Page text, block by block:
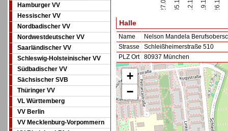
Hamburger VV
Hessischer VV
Nordbadischer VV
Nordwestdeutscher VV
Saarländischer VV
Schleswig-Holsteinischer VV
Südbadischer VV
Sächsischer SVB
Thüringer VV
VL Württemberg
VV Berlin
VV Mecklenburg-Vorpommern
Halle
Name
Nelson Mandela
Strasse
Schleißheimerstraße 510
PLZ Ort
80937 München
+
−